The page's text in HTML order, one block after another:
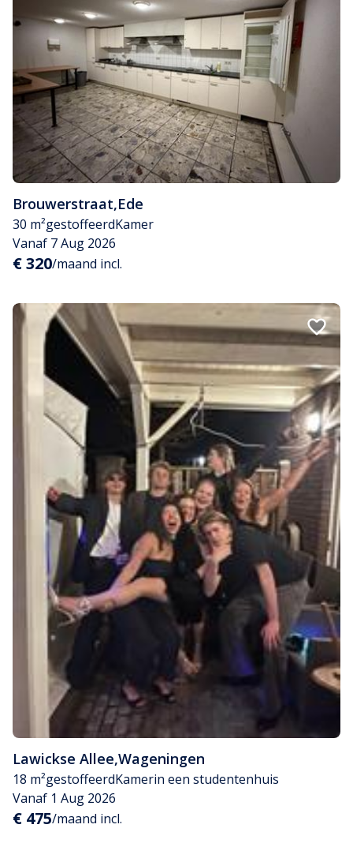
Brouwerstraat,Ede
30 m²gestoffeerdKamer
Vanaf 7 Aug 2026
€ 320/maand incl.
Lawickse Allee,Wageningen
18 m²gestoffeerdKamerin een studentenhuis
Vanaf 1 Aug 2026
€ 475/maand incl.